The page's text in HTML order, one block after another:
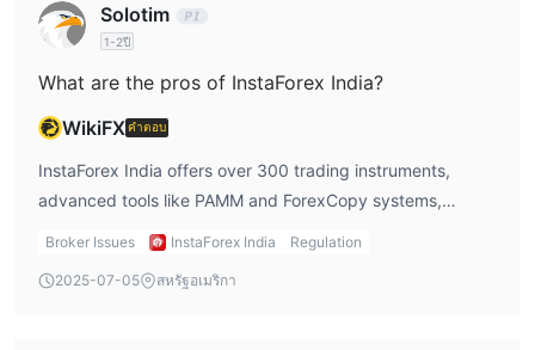
ซอฟต์แวร์เพิ่มเติม นอกจากนี้ยังมีแอปพลิเคชันการเทรดบนมือถือที่ช่วย
ให้นักลงทุนสามารถเทรดได้อย่างสะดวกสบายทุกเวลาและทุกที่
InstaForex India รองรับวิธีการฝากเงินหลากหลายรูปแบบ รวมถึง
ระบบชำระเงินแบบคลาสสิก การโอนเงินผ่านธนาคาร เครื่องชำระเงิน
ธุรกรรมเงินสด รวมถึงหลายบัญชีอิเล็กทรอนิกส์ (เช่น Skrill, Neteller,
AstroPay ฯลฯ) และสกุลเงินเสมือน (เช่น Bitcoin, USDT)
บัญชีได้ทันที
Solotim
1-2ปี
What are the pros of InstaForex India?
WikiFXคำตอบ
InstaForex India offers over 300 trading instruments,
advanced tools like PAMM and ForexCopy systems,
flexible leverage up to 1:1000, and 24/7 customer service.
platform compatibility.
Broker Issues InstaForex India Regulation
2025-07-05 สหรัฐอเมริกา